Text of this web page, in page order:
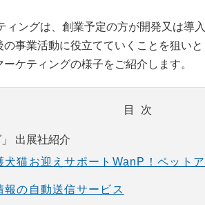
ングは、創業予定の方が開発又は導
事業活動に役立てていくことを狙い
ケティングの様子をご紹介します。
目次
出展社紹介
猫お迎えサポートWanP！ペット
の自動送信サービス